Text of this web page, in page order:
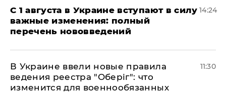
С 1 августа в Украине вступают в силу
важные изменения: полный
перечень нововведений
14:24
В Украине ввели новые правила
ведения реестра "Оберіг": что
изменится для военнообязанных
11:30